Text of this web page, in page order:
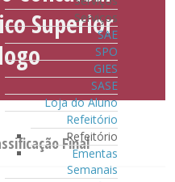
Serviços
SAE
SPO
GIES
SASE
Loja do Aluno
Refeitório
Refeitório
Ementas
Semanais
Superior
Final